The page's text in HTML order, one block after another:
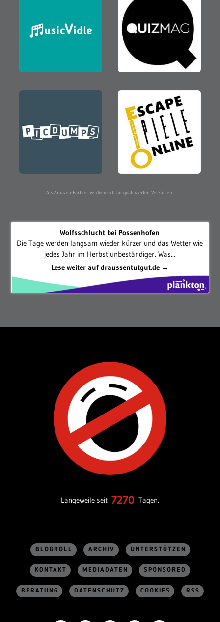
Als Amazon-Partner verdiene ich an qualifizierten Verkäufen.
Wolfsschlucht bei Possenhofen
Die Tage werden langsam wieder kürzer und das Wetter wie
jedes Jahr im Herbst unbeständiger. Was...
Lese weiter auf draussentutgut.de →
Langeweile seit 7270 Tagen.
BLOGROLL ARCHIV UNTERSTÜTZEN
KONTAKT MEDIADATEN SPONSORED
BERATUNG DATENSCHUTZ COOKIES RSS